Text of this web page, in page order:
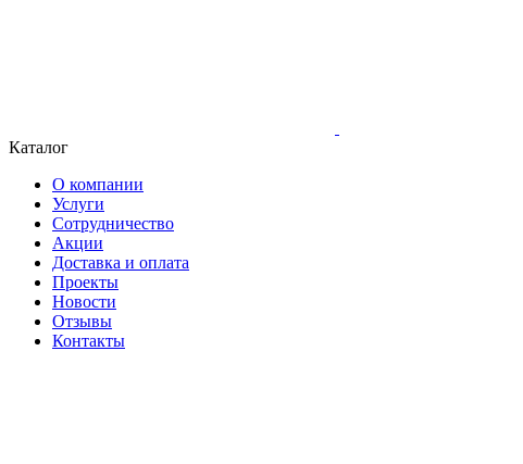
Каталог
О компании
Услуги
Сотрудничество
Акции
Доставка и оплата
Проекты
Новости
Отзывы
Контакты